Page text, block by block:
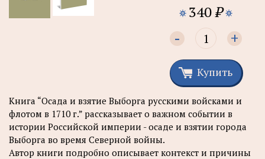
340₽
- +
Купить
Книга “Осада и взятие Выборга русскими войсками и
флотом в 1710 г.” рассказывает о важном событии в
истории Российской империи - осаде и взятии города
Выборга во время Северной войны.
Автор книги подробно описывает контекст и причины